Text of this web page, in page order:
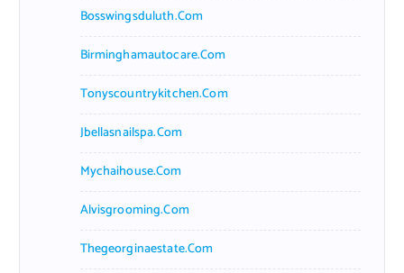
Bosswingsduluth.com
Birminghamautocare.com
Tonyscountrykitchen.com
Jbellasnailspa.com
Mychaihouse.com
Alvisgrooming.com
Thegeorginaestate.com